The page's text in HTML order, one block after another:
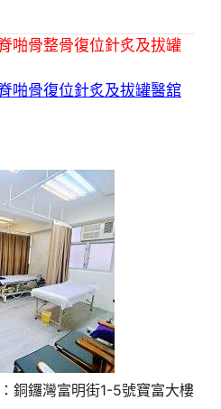
啪骨整骨復位針炙及拔罐
啪骨復位針炙及拔罐醫舘
銅鑼灣富明街1-5號寶富大樓